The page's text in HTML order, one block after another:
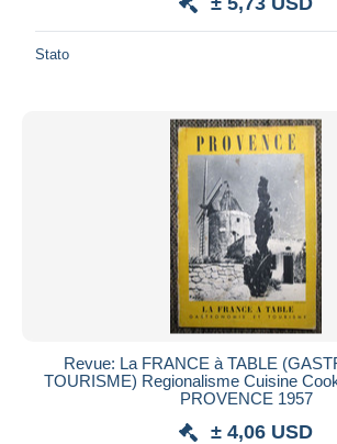
Stato
Revue: La FRANCE à TABLE
TOURISME) Regionalisme Cuisine
PROVENCE 1957
± 4,06 USD